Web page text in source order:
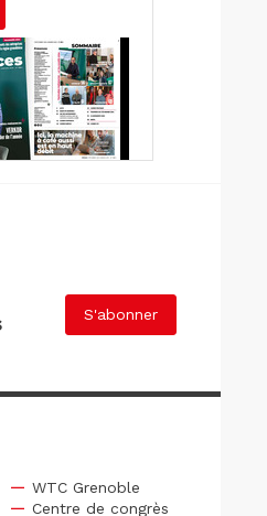
S'abonner
WTC Grenoble
Centre de congrès